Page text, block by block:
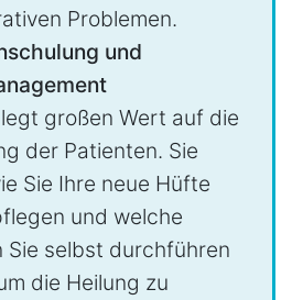
Problemen.
und
großen Wert auf die
der Patienten. Sie
Sie Ihre neue Hüfte
und welche
Sie selbst durchführen
die Heilung zu